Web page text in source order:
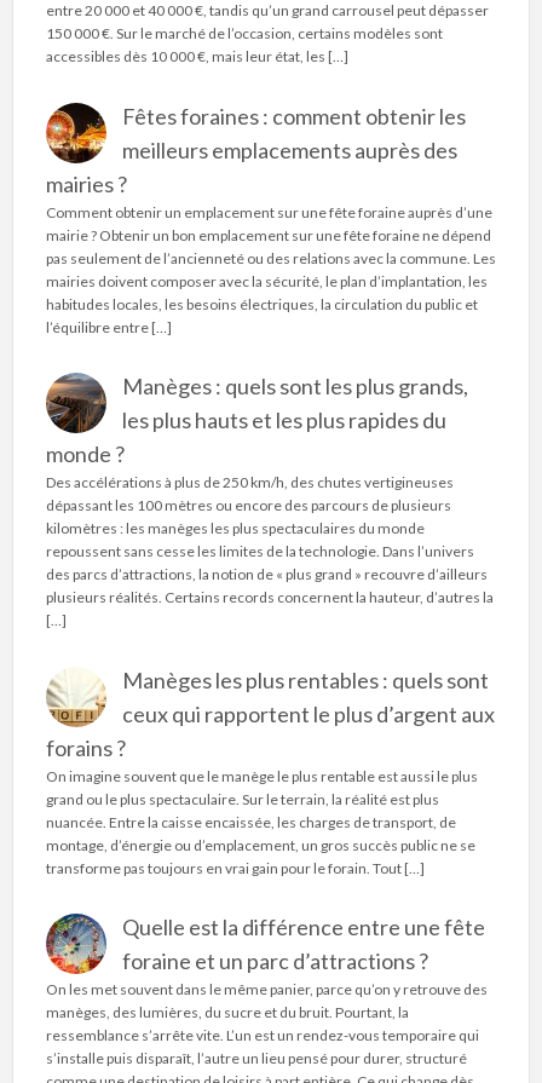
entre 20 000 et 40 000 €, tandis qu’un grand carrousel peut dépasser
150 000 €. Sur le marché de l’occasion, certains modèles sont
accessibles dès 10 000 €, mais leur état, les […]
Fêtes foraines : comment obtenir les
meilleurs emplacements auprès des
mairies ?
Comment obtenir un emplacement sur une fête foraine auprès d’une
mairie ? Obtenir un bon emplacement sur une fête foraine ne dépend
pas seulement de l’ancienneté ou des relations avec la commune. Les
mairies doivent composer avec la sécurité, le plan d’implantation, les
habitudes locales, les besoins électriques, la circulation du public et
l’équilibre entre […]
Manèges : quels sont les plus grands,
les plus hauts et les plus rapides du
monde ?
Des accélérations à plus de 250 km/h, des chutes vertigineuses
dépassant les 100 mètres ou encore des parcours de plusieurs
kilomètres : les manèges les plus spectaculaires du monde
repoussent sans cesse les limites de la technologie. Dans l’univers
des parcs d’attractions, la notion de « plus grand » recouvre d’ailleurs
plusieurs réalités. Certains records concernent la hauteur, d’autres la
[…]
Manèges les plus rentables : quels sont
ceux qui rapportent le plus d’argent aux
forains ?
On imagine souvent que le manège le plus rentable est aussi le plus
grand ou le plus spectaculaire. Sur le terrain, la réalité est plus
nuancée. Entre la caisse encaissée, les charges de transport, de
montage, d’énergie ou d’emplacement, un gros succès public ne se
transforme pas toujours en vrai gain pour le forain. Tout […]
Quelle est la différence entre une fête
foraine et un parc d’attractions ?
On les met souvent dans le même panier, parce qu’on y retrouve des
manèges, des lumières, du sucre et du bruit. Pourtant, la
ressemblance s’arrête vite. L’un est un rendez-vous temporaire qui
s’installe puis disparaît, l’autre un lieu pensé pour durer, structuré